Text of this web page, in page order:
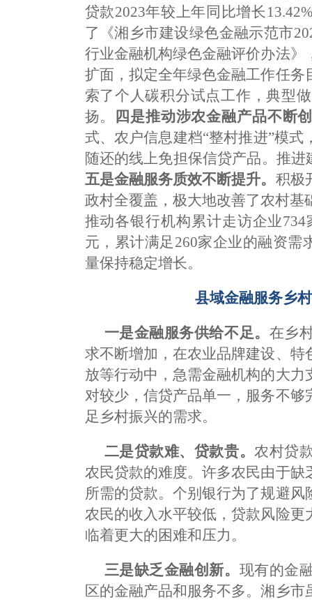
贷款2023年较上年同比增长
了《湘乡市建设绿色金融示范市
行业金融机构绿色金融评价办法
扩面，拟定全年绿色金融工作任
索了个人碳积分试点工作，典型
扬。
四是推动涉农金融产品不断
式、农户信息建档“整村推进”模
随还的线上免担保信贷产品。推
五是金融服务质效不断提升。 积极
政村全覆盖，极大地改善了农村基
推动各银行机构累计走访企业
元，累计满足260家企业的融资需
量保持稳定增长。
县域金融服务乡
一是金融服务供给不足。 在乡
求不断增加，在农业品牌建设、
放等行动中，急需金融机构的大
对较少，信贷产品单一，服务不
足乡村振兴的需求。
二是贷款难、贷款贵。农村贷
农民贷款的难度。许多农民由于
所需的贷款。个别银行为了规避
农民的收入水平较低，贷款风险
临着更大的困难和压力。
三是缺乏金融创新。 现有的金
区的金融产品和服务不多。湘乡